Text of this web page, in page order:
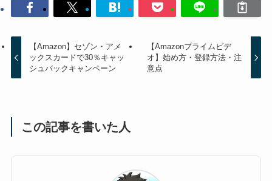
【Amazon】セゾン・アメ
ックスカードで30％キャッ
シュバックキャンペーン
【Amazonプライムビデ
オ】始め方・登録方法・注
意点
この記事を書いた人